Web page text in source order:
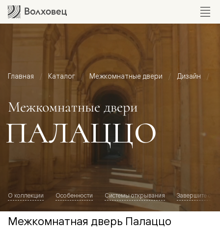
Главная Каталог Межкомнатные двери Дизайн
Межкомнатные двери
ПАЛАЦЦО
О коллекции Особенности Системы открывания Завершите
Межкомнатная дверь Палаццо